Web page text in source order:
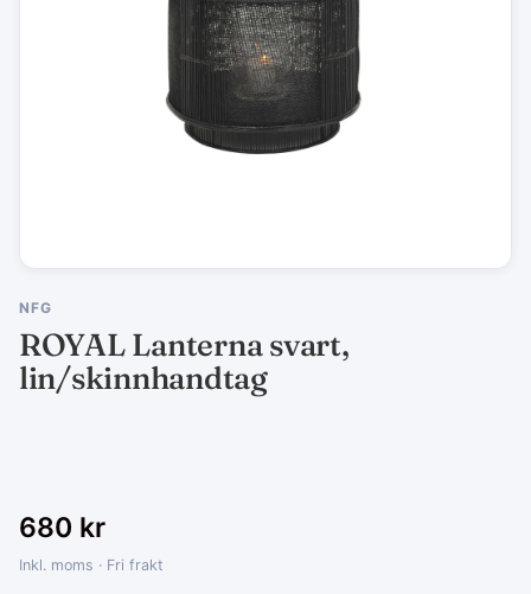
NFG
ROYAL Lanterna svart,
lin/skinnhandtag
680 kr
Inkl. moms · Fri frakt